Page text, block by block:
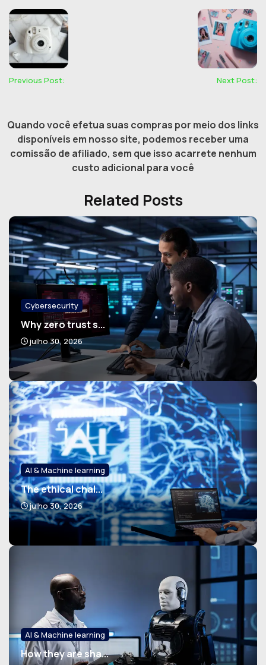
Previous Post: Next Post:
Quando você efetua suas compras por meio dos links
disponíveis em nosso site, podemos receber uma
comissão de afiliado, sem que isso acarrete nenhum
custo adicional para você
Related Posts
Cybersecurity
Why zero trust s...
julho 30, 2026
AI & Machine learning
The ethical chal...
julho 30, 2026
AI & Machine learning
How they are sha...